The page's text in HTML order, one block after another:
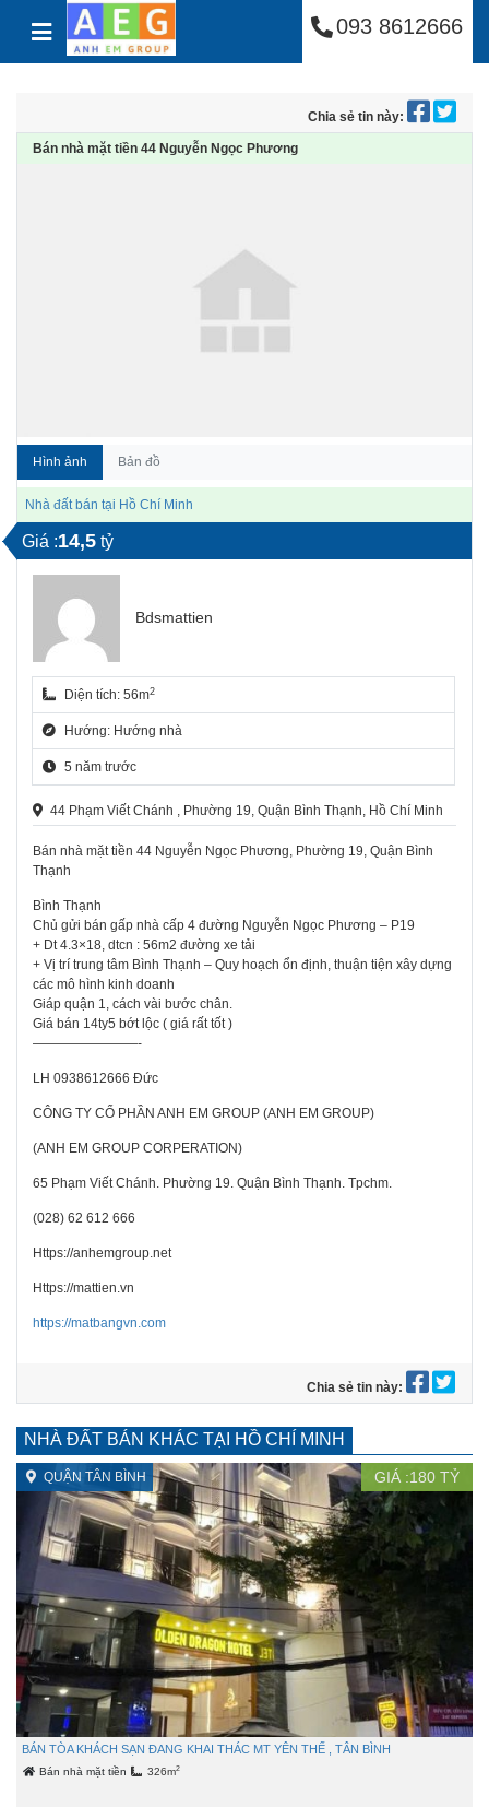
Skip to content Công Ty Cổ Phần
093 8612666
Chia sẻ tin này:
Bán nhà mặt tiền 44 Nguyễn Ngọc Phương
Hình ảnh Bản đồ
Nhà đất bán tại Hồ Chí Minh
Giá :14,5 tỷ
Bdsmattien
Diện tích: 56m2
Hướng: Hướng nhà
5 năm trước
44 Phạm Viết Chánh , Phường 19, Quận Bình Thạnh, Hồ Chí Minh
Bán nhà mặt tiền 44 Nguyễn Ngọc Phương, Phường 19, Quận Bình
Thạnh
Bình Thạnh
Chủ gửi bán gấp nhà cấp 4 đường Nguyễn Ngọc Phương – P19
+ Dt 4.3×18, dtcn : 56m2 đường xe tải
+ Vị trí trung tâm Bình Thạnh – Quy hoạch ổn định, thuận tiện xây dựng
các mô hình kinh doanh
Giáp quận 1, cách vài bước chân.
Giá bán 14ty5 bớt lộc ( giá rất tốt )
————————-
LH 0938612666 Đức
CÔNG TY CỔ PHẦN ANH EM GROUP (ANH EM GROUP)
(ANH EM GROUP CORPERATION)
65 Phạm Viết Chánh. Phường 19. Quận Bình Thạnh. Tpchm.
(028) 62 612 666
Https://anhemgroup.net
Https://mattien.vn
https://matbangvn.com
Chia sẻ tin này:
NHÀ ĐẤT BÁN KHÁC TẠI HỒ CHÍ MINH
QUẬN TÂN BÌNH GIÁ :180 TỶ
BÁN TÒA KHÁCH SẠN ĐANG KHAI THÁC MT YÊN THẾ , TÂN BÌNH
Bán nhà mặt tiền 326m2